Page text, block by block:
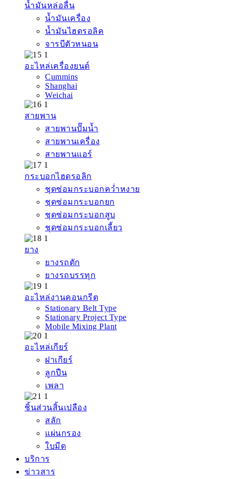
น้ำมันหล่อลื่น
น้ำมันเครื่อง
น้ำมันไฮดรอลิค
จารบีตัวหนอน
อะไหล่เครื่องยนต์
Cummins
Shanghai
Weichai
สายพาน
สายพานปั๊มน้ำ
สายพานเครื่อง
สายพานแอร์
กระบอกไฮดรอลิก
ชุดซ่อมกระบอกคว่ำหงาย
ชุดซ่อมกระบอกยก
ชุดซ่อมกระบอกสูบ
ชุดซ่อมกระบอกเลี้ยว
ยาง
ยางรถตัก
ยางรถบรรทุก
อะไหล่งานคอนกรีต
Stationary Belt Type
Stationary Project Type
Mobile Mixing Plant
อะไหล่เกียร์
ฝาเกียร์
ลูกปืน
เพลา
ชิ้นส่วนสิ้นเปลือง
สลัก
แผ่นกรอง
ใบมีด
บริการ
ข่าวสาร